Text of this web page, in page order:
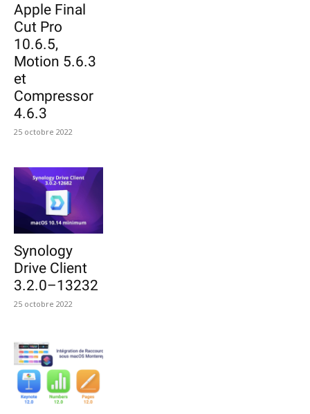
Apple Final
Cut Pro
10.6.5,
Motion 5.6.3
et
Compressor
4.6.3
25 octobre 2022
Synology
Drive Client
3.2.0–13232
25 octobre 2022